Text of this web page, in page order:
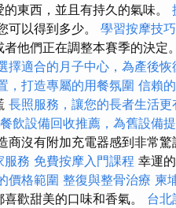
東西，並且有持久的氣味。
可以得到多少。 學習按摩技
他們正在調整本賽季的決定。
擇適合的月子中心，為產後
，打造專屬的用餐氛圍 信賴
長照服務，讓您的長者生活更
餐飲設備回收推薦，為舊設備
沒有附加充電器感到非常驚
服務 免費按摩入門課程 幸運
價格範圍 整復與整骨治療 柬
歡甜美的口味和香氣。 台北